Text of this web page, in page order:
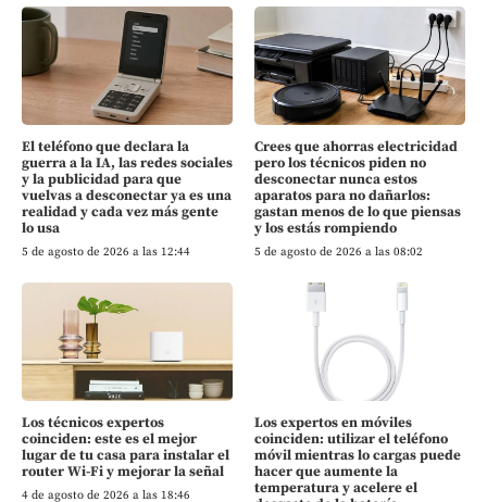
El teléfono que declara la
guerra a la IA, las redes sociales
y la publicidad para que
vuelvas a desconectar ya es una
realidad y cada vez más gente
lo usa
5 de agosto de 2026 a las 12:44
Crees que ahorras electricidad
pero los técnicos piden no
desconectar nunca estos
aparatos para no dañarlos:
gastan menos de lo que piensas
y los estás rompiendo
5 de agosto de 2026 a las 08:02
Los técnicos expertos
coinciden: este es el mejor
lugar de tu casa para instalar el
router Wi-Fi y mejorar la señal
4 de agosto de 2026 a las 18:46
Los expertos en móviles
coinciden: utilizar el teléfono
móvil mientras lo cargas puede
hacer que aumente la
temperatura y acelere el